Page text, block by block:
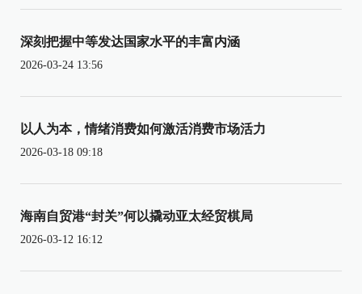
深刻把握中等发达国家水平的丰富内涵
2026-03-24 13:56
以人为本，情绪消费如何激活消费市场活力
2026-03-18 09:18
海南自贸港“封关”何以撬动亚太经贸棋局
2026-03-12 16:12